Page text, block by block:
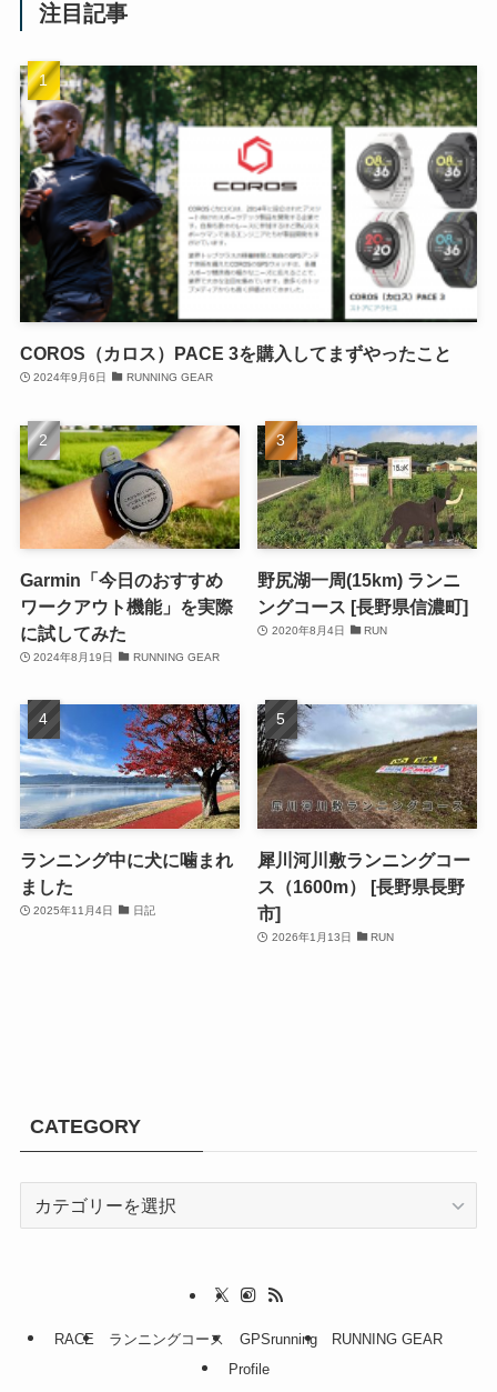
注目記事
COROS（カロス）PACE 3を購入してまずやったこと
2024年9月6日 RUNNING GEAR
Garmin「今日のおすすめ
ワークアウト機能」を実際
に試してみた
2024年8月19日 RUNNING GEAR
野尻湖一周(15km) ランニ
ングコース [長野県信濃町]
2020年8月4日 RUN
ランニング中に犬に噛まれ
ました
2025年11月4日 日記
犀川河川敷ランニングコー
ス（1600m） [長野県長野
市]
2026年1月13日 RUN
CATEGORY
CATEGORY
RACE ランニングコース GPSrunning
RUNNING GEAR
Profile